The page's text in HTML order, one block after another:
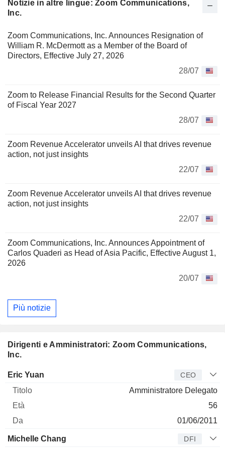
Notizie in altre lingue: Zoom Communications,
Inc.
Zoom Communications, Inc. Announces Resignation of
William R. McDermott as a Member of the Board of
Directors, Effective July 27, 2026
28/07
Zoom to Release Financial Results for the Second Quarter
of Fiscal Year 2027
28/07
Zoom Revenue Accelerator unveils AI that drives revenue
action, not just insights
22/07
Zoom Revenue Accelerator unveils AI that drives revenue
action, not just insights
22/07
Zoom Communications, Inc. Announces Appointment of
Carlos Quaderi as Head of Asia Pacific, Effective August 1,
2026
20/07
Più notizie
Dirigenti e Amministratori: Zoom Communications,
Inc.
Manager
Eric Yuan CEO
Amministratore Delegato
56
01/06/2011
Michelle Chang DFI